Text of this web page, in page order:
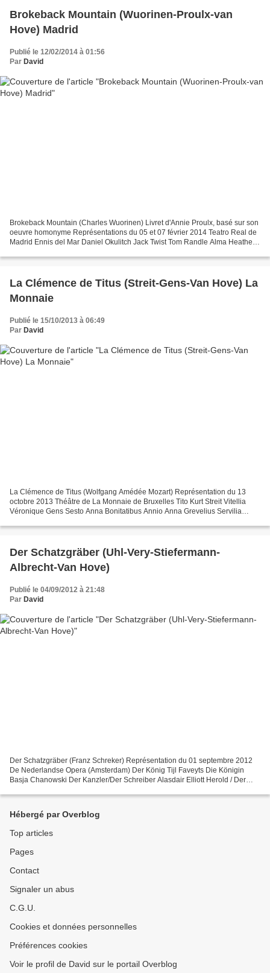
Brokeback Mountain (Wuorinen-Proulx-van
Hove) Madrid
Publié le 12/02/2014 à 01:56
Par David
Brokeback Mountain (Charles Wuorinen) Livret d'Annie Proulx, basé sur son
oeuvre homonyme Représentations du 05 et 07 février 2014 Teatro Real de
Madrid Ennis del Mar Daniel Okulitch Jack Twist Tom Randle Alma Heather
La Clémence de Titus (Streit-Gens-Van Hove) La
Monnaie
Publié le 15/10/2013 à 06:49
Par David
La Clémence de Titus (Wolfgang Amédée Mozart) Représentation du 13
octobre 2013 Théâtre de La Monnaie de Bruxelles Tito Kurt Streit Vitellia
Véronique Gens Sesto Anna Bonitatibus Annio Anna Grevelius Servilia
Der Schatzgräber (Uhl-Very-Stiefermann-
Albrecht-Van Hove)
Publié le 04/09/2012 à 21:48
Par David
Der Schatzgräber (Franz Schreker) Représentation du 01 septembre 2012
De Nederlandse Opera (Amsterdam) Der König Tijl Faveyts Die Königin
Basja Chanowski Der Kanzler/Der Schreiber Alasdair Elliott Herold / Der
Hébergé par Overblog
Top articles
Pages
Contact
Signaler un abus
C.G.U.
Cookies et données personnelles
Préférences cookies
Voir le profil de David sur le portail Overblog